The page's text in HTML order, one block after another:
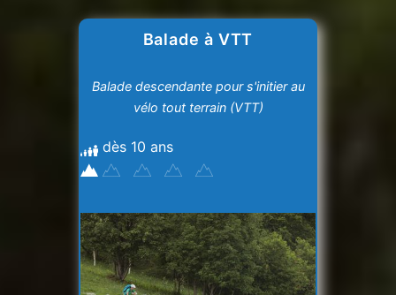
Balade à VTT
Balade descendante pour s'initier au
vélo tout terrain (VTT)
dès 10 ans